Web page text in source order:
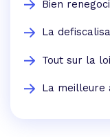
Bien
La
Tout sur la
La meilleure